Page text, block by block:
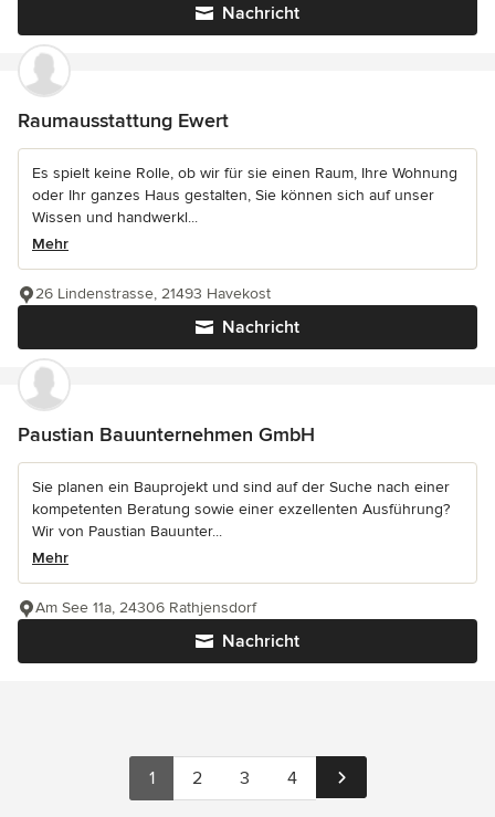
Nachricht
Raumausstattung Ewert
Es spielt keine Rolle, ob wir für sie einen Raum, Ihre Wohnung
oder Ihr ganzes Haus gestalten, Sie können sich auf unser
Wissen und handwerkl...
Mehr
Nachricht
26 Lindenstrasse, 21493 Havekost
Paustian Bauunternehmen GmbH
Sie planen ein Bauprojekt und sind auf der Suche nach einer
kompetenten Beratung sowie einer exzellenten Ausführung?
Wir von Paustian Bauunter...
Mehr
Nachricht
Am See 11a, 24306 Rathjensdorf
1 2 3 4